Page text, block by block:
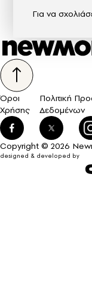
Για να
Όροι
Χρήσης
Πολιτική
Δεδομένων
Copyright © 2026
designed & developed by